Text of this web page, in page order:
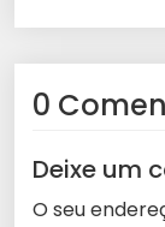
0
Deixe um
O seu